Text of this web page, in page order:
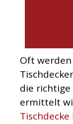
Oft
die richtige
ermittelt
Tischdecke